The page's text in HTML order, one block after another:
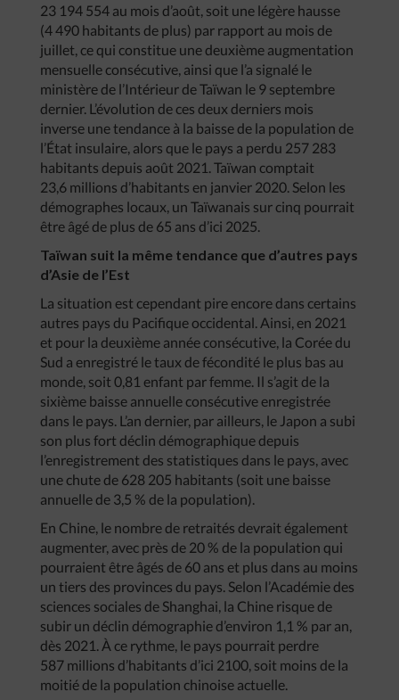
23 194 554 au mois d’août, soit une légère hausse
(4 490 habitants de plus) par rapport au mois de
juillet, ce qui constitue une deuxième augmentation
mensuelle consécutive, ainsi que l’a signalé le
ministère de l’Intérieur de Taïwan le 9 septembre
dernier. L’évolution de ces deux derniers mois
inverse une tendance à la baisse de la population de
l’État insulaire, alors que le pays a perdu 257 283
habitants depuis août 2021. Taïwan comptait
23,6 millions d’habitants en janvier 2020. Selon les
démographes locaux, un Taïwanais sur cinq pourrait
être âgé de plus de 65 ans d’ici 2025.
Taïwan suit la même tendance que d’autres pays
d’Asie de l’Est
La situation est cependant pire encore dans certains
autres pays du Pacifique occidental. Ainsi, en 2021
et pour la deuxième année consécutive, la Corée du
Sud a enregistré le taux de fécondité le plus bas au
monde, soit 0,81 enfant par femme. Il s’agit de la
sixième baisse annuelle consécutive enregistrée
dans le pays. L’an dernier, par ailleurs, le Japon a subi
son plus fort déclin démographique depuis
l’enregistrement des statistiques dans le pays, avec
une chute de 628 205 habitants (soit une baisse
annuelle de 3,5 % de la population).
En Chine, le nombre de retraités devrait également
augmenter, avec près de 20 % de la population qui
pourraient être âgés de 60 ans et plus dans au moins
un tiers des provinces du pays. Selon l’Académie des
sciences sociales de Shanghai, la Chine risque de
subir un déclin démographie d’environ 1,1 % par an,
dès 2021. À ce rythme, le pays pourrait perdre
587 millions d’habitants d’ici 2100, soit moins de la
moitié de la population chinoise actuelle.